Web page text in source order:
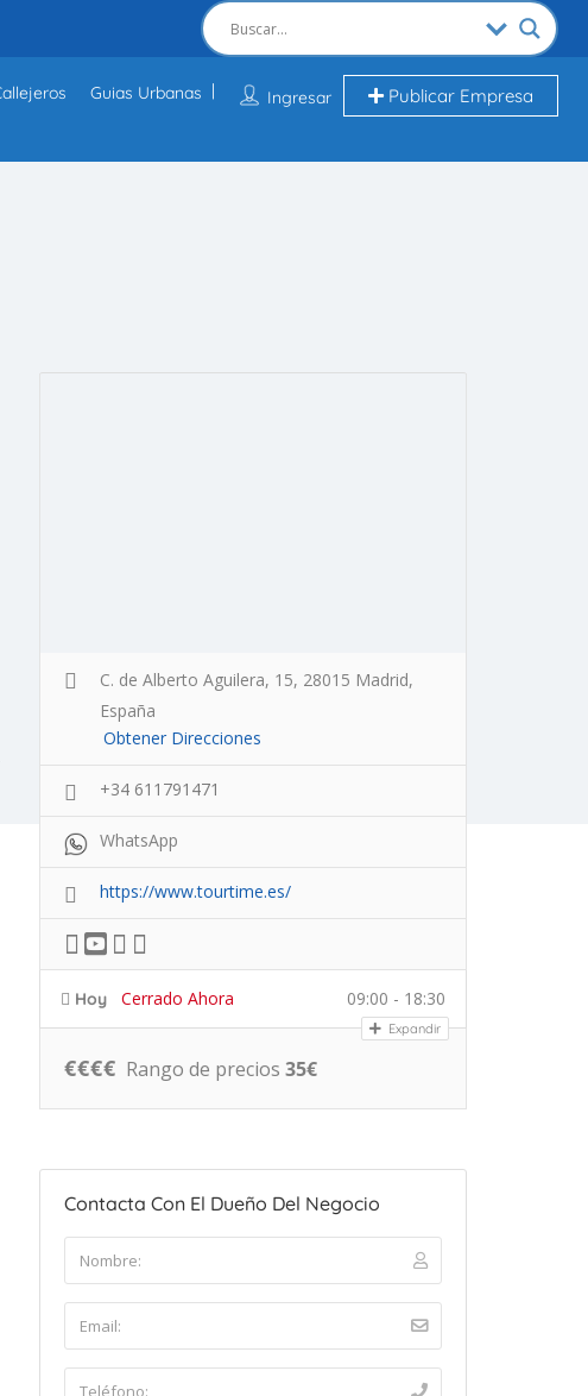
Ingresar Publicar Empresa
Guias Urbanas
C. de Alberto Aguilera, 15, 28015 Madrid,
España
Obtener Direcciones
+34 611791471
WhatsApp
https://www.tourtime.es/
Hoy Cerrado Ahora 09:00 - 18:30
Expandir
€€€€ Rango de precios 35€
Contacta Con El Dueño Del Negocio